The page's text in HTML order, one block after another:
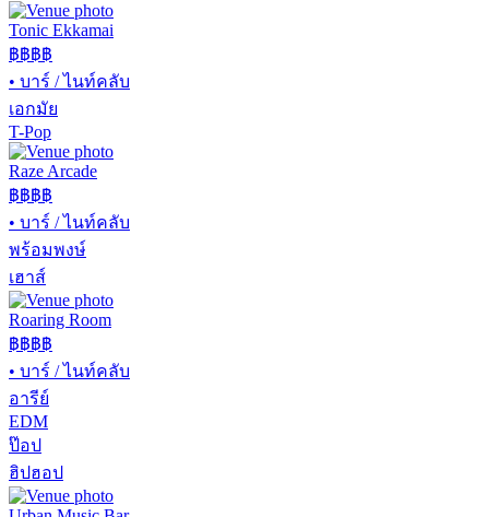
Tonic Ekkamai
฿฿฿฿
• บาร์ / ไนท์คลับ
เอกมัย
T-Pop
Raze Arcade
฿฿฿฿
• บาร์ / ไนท์คลับ
พร้อมพงษ์
เฮาส์
Roaring Room
฿฿฿฿
• บาร์ / ไนท์คลับ
อารีย์
EDM
ป๊อป
ฮิปฮอป